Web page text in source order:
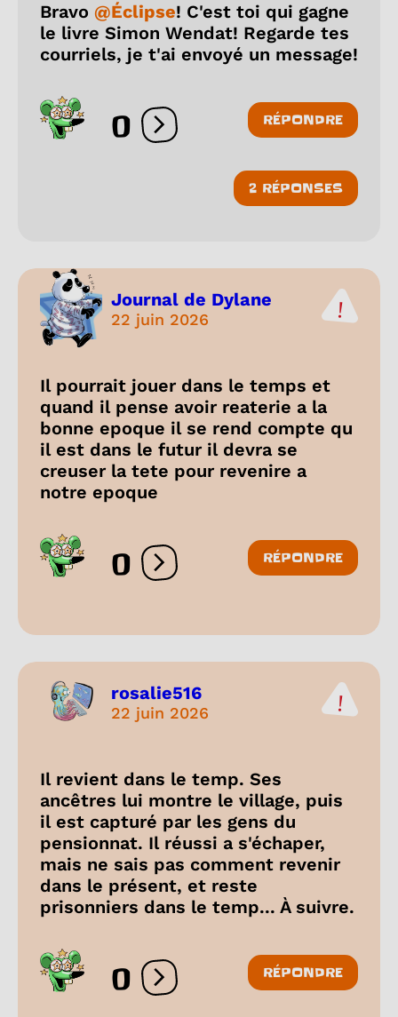
Bravo @Éclipse! C'est toi qui gagne
le livre Simon Wendat! Regarde tes
courriels, je t'ai envoyé un message!
0 Ouvrir les réactions
RÉPONDRE
2 RÉPONSES
Journal de Dylane
22 juin 2026
Il pourrait jouer dans le temps et
quand il pense avoir reaterie a la
bonne epoque il se rend compte qu
il est dans le futur il devra se
creuser la tete pour revenire a
notre epoque
0 Ouvrir les réactions
RÉPONDRE
rosalie516
22 juin 2026
Il revient dans le temp. Ses
ancêtres lui montre le village, puis
il est capturé par les gens du
pensionnat. Il réussi a s'échaper,
mais ne sais pas comment revenir
dans le présent, et reste
prisonniers dans le temp... À suivre.
0 Ouvrir les réactions
RÉPONDRE